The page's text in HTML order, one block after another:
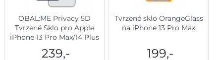
OBAL:ME Privacy 5D
Tvrzené Sklo pro Apple
iPhone 13 Pro Max/14 Plus
239,-
Tvrzené sklo OrangeGlass
na iPhone 13 Pro Max
199,-